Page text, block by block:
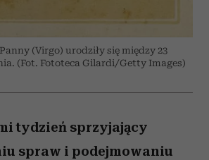
(Virgo) urodziły się między 23
(Fot. Fototeca Gilardi/Getty Images)
tydzień sprzyjający
spraw i podejmowaniu